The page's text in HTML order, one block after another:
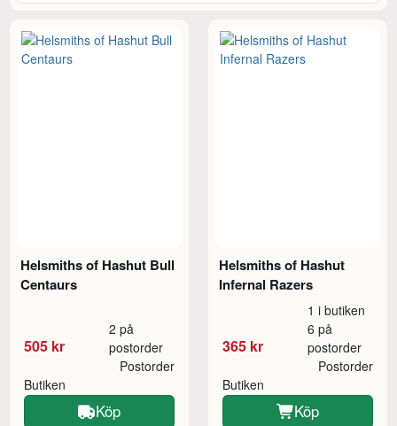
Helsmiths of Hashut Bull
Centaurs
505 kr
2 på
postorder
Butiken
Postorder
Köp
Helsmiths of Hashut
Infernal Razers
365 kr
1 i butiken
6 på
postorder
Butiken
Postorder
Köp